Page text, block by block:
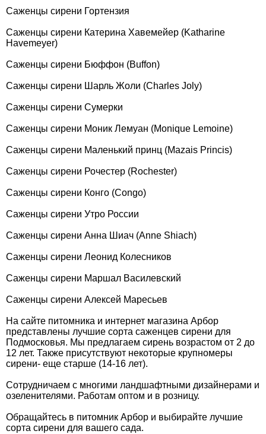
Саженцы сирени Гортензия
Саженцы сирени Катерина Хавемейер (Katharine
Havemeyer)
Саженцы сирени Бюффон (Buffon)
Саженцы сирени Шарль Жоли (Charles Joly)
Саженцы сирени Сумерки
Саженцы сирени Моник Лемуан (Monique Lemoine)
Саженцы сирени Маленький принц (Mazais Princis)
Саженцы сирени Рочестер (Rochester)
Саженцы сирени Конго (Congo)
Саженцы сирени Утро России
Саженцы сирени Анна Шиач (Anne Shiach)
Саженцы сирени Леонид Колесников
Саженцы сирени Маршал Василевский
Саженцы сирени Алексей Маресьев
На сайте питомника и интернет магазина Арбор
представлены лучшие сорта саженцев сирени для
Подмосковья. Мы предлагаем сирень возрастом от 2 до
12 лет. Также присутствуют некоторые крупномеры
сирени- еще старше (14-16 лет).
Сотрудничаем с многими ландшафтными дизайнерами и
озеленителями. Работам оптом и в розницу.
Обращайтесь в питомник Арбор и выбирайте лучшие
сорта сирени для вашего сада.